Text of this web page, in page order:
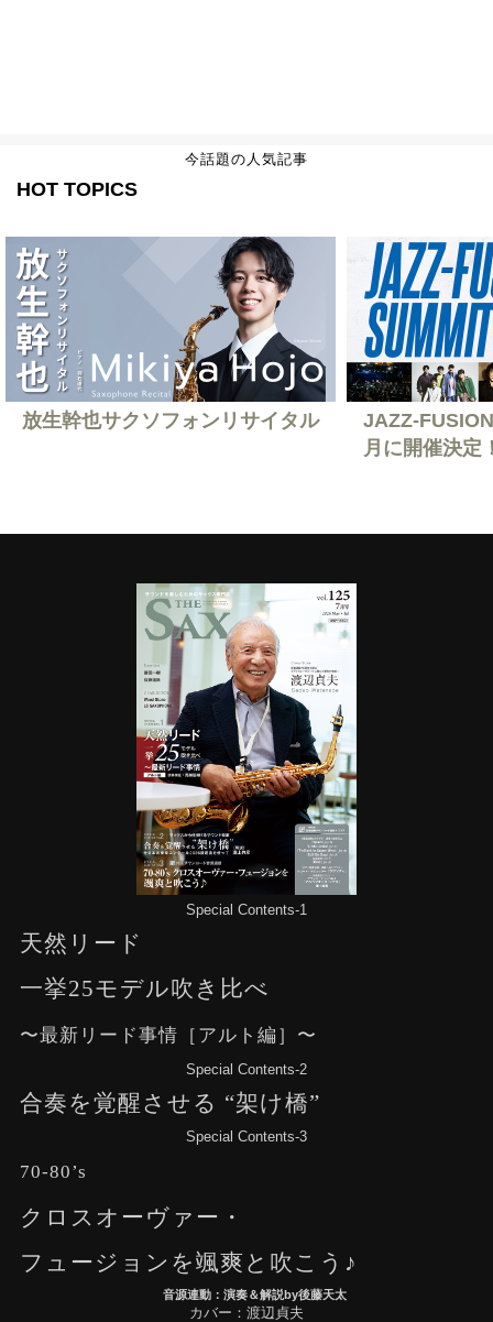
今話題の人気記事
HOT TOPICS
放生幹也サクソフォンリサイタル
JAZZ-
月に開催決定
Special Contents-1
天然リード
一挙25モデル吹き比べ
〜最新リード事情［アルト編］〜
Special Contents-2
合奏を覚醒させる “架け橋”
Special Contents-3
70-80’s
クロスオーヴァー・
フュージョンを颯爽と吹こう♪
音源連動：演奏＆解説by後藤天太
カバー：渡辺貞夫